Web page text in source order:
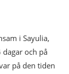
i Sayulia,
dagar och på
på den tiden